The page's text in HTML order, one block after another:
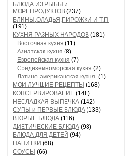
БЛЮДА ИЗ РЫБЫ и
МОРЕПРОДУКТОВ (237)
БЛИНЫ,ОЛАДЬЯ,ПИРОЖКИ И Т.П.
(191)
КУХНЯ РАЗНЫХ НАРОДОВ (181)
Восточная кухня (11)
Азиатская кухня (8)
Европейская кухня (7)
Средиземноморская кухня (2)
Латино-американская кухня. (1)
МОИ ЛУЧШИЕ РЕЦЕПТЫ (168)
КОНСЕРВИРОВАНИЕ (148)
НЕСЛАДКАЯ ВЫПЕЧКА (142)
СУПЫ и ПЕРВЫЕ БЛЮДА (133)
ВТОРЫЕ БЛЮДА (116)
ДИЕТИЧЕСКИЕ БЛЮДА (98)
БЛЮДА ДЛЯ ДЕТЕЙ (94)
НАПИТКИ (68)
СОУСЫ (66)